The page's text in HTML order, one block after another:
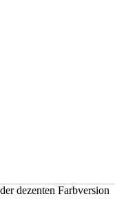
dezenten Farbversion